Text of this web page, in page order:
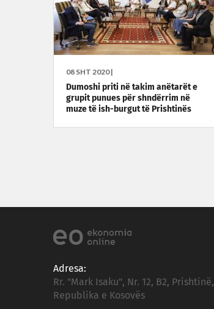
08 SHT 2020 |
Dumoshi priti në takim anëtarët e
grupit punues për shndërrim në
muze të ish-burgut të Prishtinës
Adresa:
Rr. "Mark Isaku", Nr. 12, B2, Prishtinë,
Republika e Kosovës